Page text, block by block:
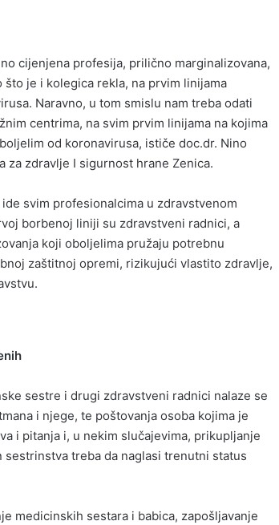
cijenjena profesija, prilično marginalizovana,
je i kolegica rekla, na prvim linijama
Naravno, u tom smislu nam treba odati
centrima, na svim prvim linijama na kojima
od koronavirusa, ističe doc.dr. Nino
za zdravlje I sigurnost hrane Zenica.
svim profesionalcima u zdravstvenom
borbenoj liniji su zdravstveni radnici, a
koji oboljelima pružaju potrebnu
zaštitnoj opremi, rizikujući vlastito zdravlje,
sestre i drugi zdravstveni radnici nalaze se
i njege, te poštovanja osoba kojima je
i pitanja i, u nekim slučajevima, prikupljanje
treba da naglasi trenutni status
medicinskih sestara i babica, zapošljavanje